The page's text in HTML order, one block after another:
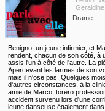
Drame
Benigno, un jeune infirmier, et
rendent, chacun de son côté, à
assis l'un à côté de l'autre. La
Apercevant les larmes de son
mais il n'ose pas. Quelques
d'autres circonstances, à la
amie de Marco, torero
accident survenu lors d'une
jeune danseuse également